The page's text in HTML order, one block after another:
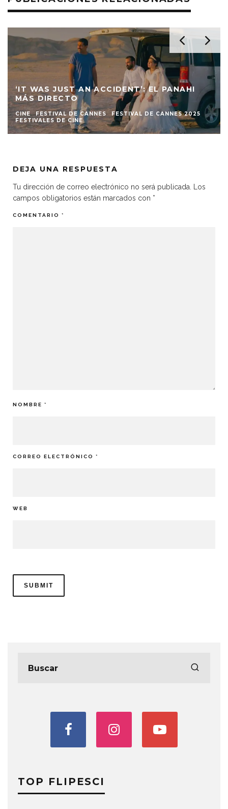
‘IT WAS JUST AN ACCIDENT’: EL PANAHI
MÁS DIRECTO
CINE FESTIVAL DE CANNES
FESTIVAL DE CANNES 2025
FESTIVALES DE CINE
DEJA UNA RESPUESTA
Tu dirección de correo electrónico no será publicada.
Los
campos obligatorios están marcados con *
COMENTARIO *
NOMBRE *
CORREO ELECTRÓNICO *
WEB
TOP FLIPESCI